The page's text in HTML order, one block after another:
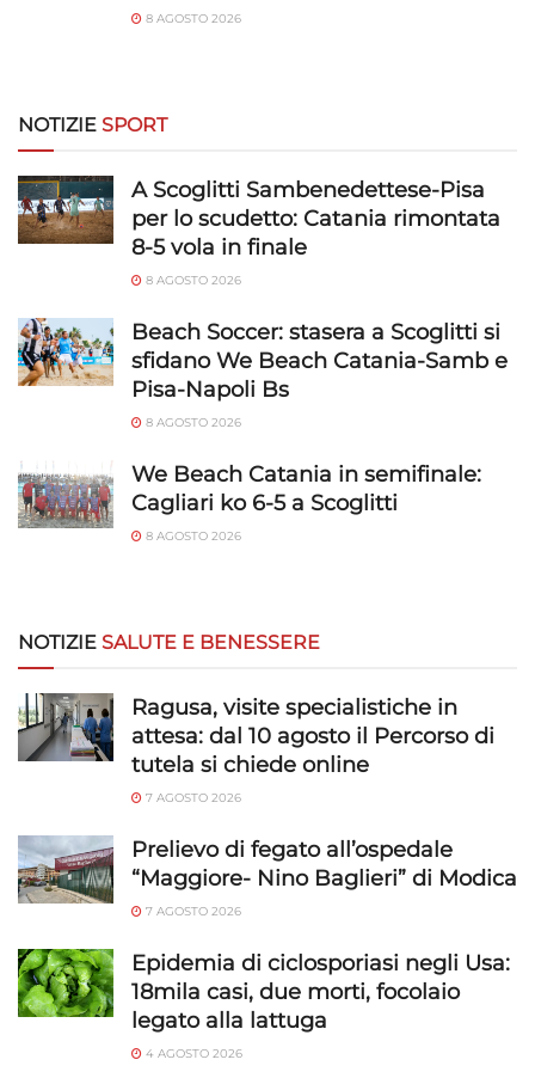
personalizzati, Sviluppare e migliorare i servizi, Utilizzare dati
Identificare i dispositivi in base alle informazioni
trasmesse automaticamente.
Utilizzare dati di geolocalizzazione precisi,
richieste attivamente.
Garantire la sicurezza, prevenire e
rilevare frodi, correggere errori, Erogare
Salvare e comunicare le scelte sulla
privacy.
8 AGOSTO 2026
NOTIZIE SPORT
A Scoglitti Sambenedettese-Pisa
per lo scudetto: Catania rimontata
8-5 vola in finale
8 AGOSTO 2026
Beach Soccer: stasera a Scoglitti si
sfidano We Beach Catania-Samb e
Pisa-Napoli Bs
8 AGOSTO 2026
We Beach Catania in semifinale:
Cagliari ko 6-5 a Scoglitti
8 AGOSTO 2026
NOTIZIE SALUTE E BENESSERE
Ragusa, visite specialistiche in
attesa: dal 10 agosto il Percorso di
tutela si chiede online
7 AGOSTO 2026
Prelievo di fegato all’ospedale
“Maggiore- Nino Baglieri” di Modica
7 AGOSTO 2026
Epidemia di ciclosporiasi negli Usa:
18mila casi, due morti, focolaio
legato alla lattuga
4 AGOSTO 2026